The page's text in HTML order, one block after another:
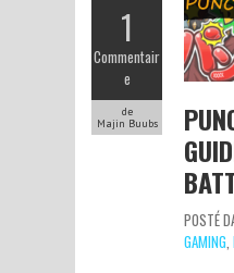
1
Commentair
e
de
Majin Buubs
POSTÉ
GAMING